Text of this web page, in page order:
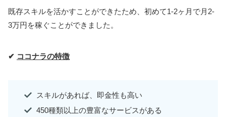
既存スキルを活かすことができたため、初めて1-2ヶ月で月2-
3万円を稼ぐことができました。
✔ ココナラの特徴
スキルがあれば、即金性も高い
450種類以上の豊富なサービスがある